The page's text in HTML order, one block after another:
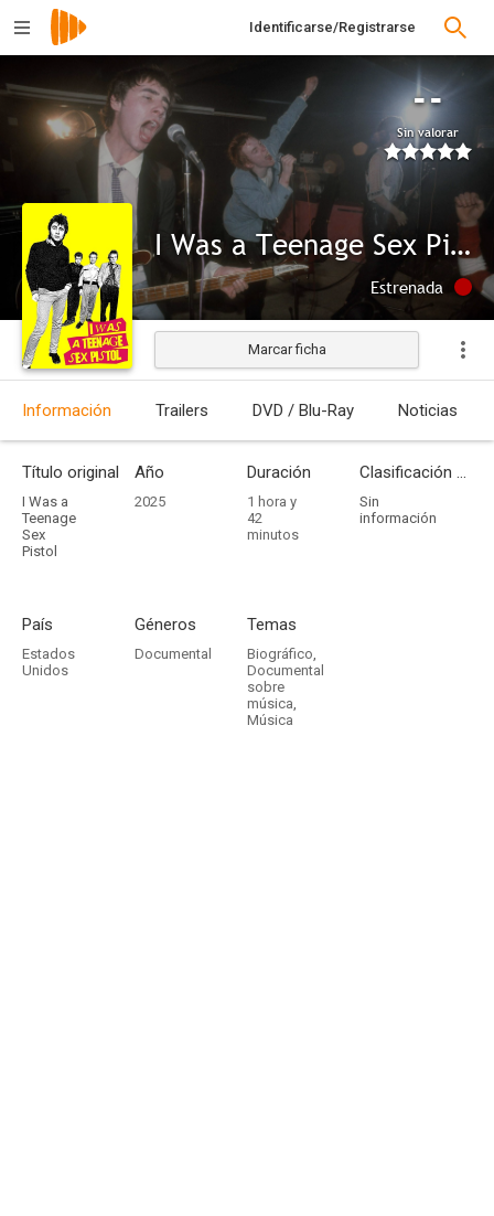
Identificarse/Registrarse
--
Sin valorar
I Was a Teenage Sex Pistol
Estrenada
Marcar ficha
Información Trailers DVD / Blu-Ray Noticias
Título original
I Was a
Teenage
Sex
Pistol
Año
2025
Duración
1 hora y
42
minutos
Clasificación por edades
Sin
información
País
Estados
Unidos
Géneros
Documental
Temas
Biográfico,
Documental
sobre
música,
Música